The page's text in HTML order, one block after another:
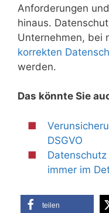
Anforderungen
hinaus.
Unternehmen, bei
korrekten
werden.
Das könnte Sie
DSGVO
immer im
teilen